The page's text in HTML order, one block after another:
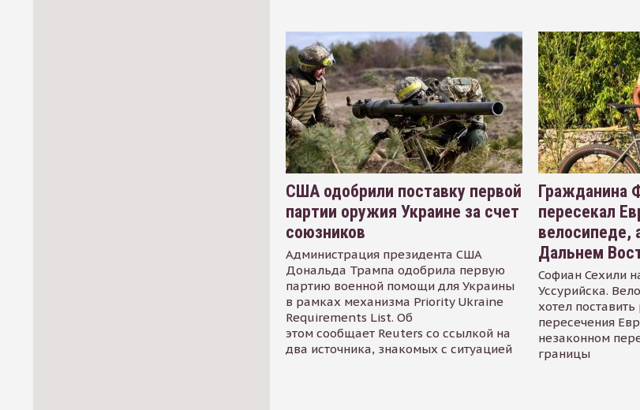
США одобрили поставку первой
партии оружия Украине за счет
союзников
Администрация президента США
Дональда Трампа одобрила первую
партию военной помощи для Украины
в рамках механизма Priority Ukraine
Requirements List. Об
этом сообщает Reuters со ссылкой на
два источника, знакомых с ситуацией
Гражданина
пересекал
велосипеде,
Дальнем
Софиан Сехили
Уссурийска.
хотел
пересечения
незаконном
границы